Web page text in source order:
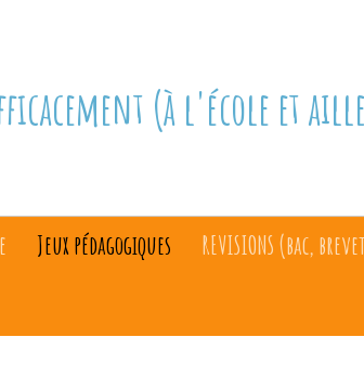
(à l'école et
Jeux pédagogiques REVISIONS (bac,